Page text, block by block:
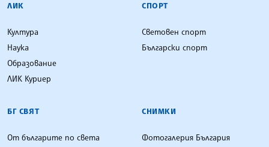
ЛИК
Култура
Наука
Образование
ЛИК Куриер
СПОРТ
Световен спорт
Български спорт
БГ СВЯТ
От българите по света
СНИМКИ
Фотогалерия България